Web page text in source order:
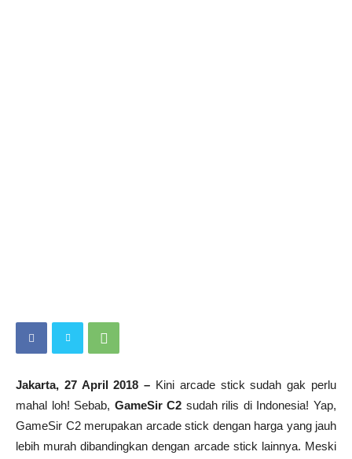
Jakarta, 27 April 2018 – Kini arcade stick sudah gak perlu
mahal loh! Sebab, GameSir C2 sudah rilis di Indonesia! Yap,
GameSir C2 merupakan arcade stick dengan harga yang jauh
lebih murah dibandingkan dengan arcade stick lainnya. Meski